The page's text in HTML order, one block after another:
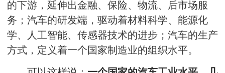
的下游，延伸出金融、保险、物流、后市场服
务；汽车的研发端，驱动着材料科学、能源化
学、人工智能、传感器技术的进步；汽车的生产
方式，定义着一个国家制造业的组织水平。